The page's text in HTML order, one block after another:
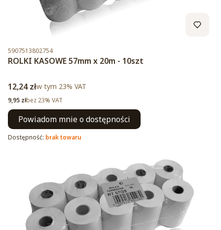
Kod produktu
5907513802754
ROLKI KASOWE 57mm x 20m - 10szt
Cena brutto
12,24 złw tym %s VAT
w tym 23% VAT
Cena netto
9,95 złbez 23% VAT
Powiadom mnie o dostępności
Dostępność: brak towaru